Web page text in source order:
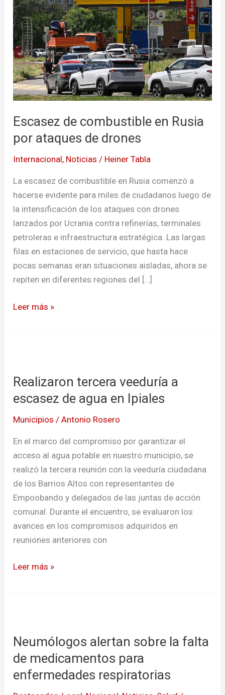
Escasez de combustible en Rusia
por ataques de drones
Internacional, Noticias / Heiner Tabla
La escasez de combustible en Rusia comenzó a
hacerse evidente para miles de ciudadanos luego de
la intensificación de los ataques con drones
lanzados por Ucrania contra refinerías, terminales
petroleras e infraestructura estratégica. Las largas
filas en estaciones de servicio, que hasta hace
pocas semanas eran situaciones aisladas, ahora se
repiten en diferentes regiones del […]
combustible
en
Rusia
por
ataques
de
drones
Leer más »
Realizaron tercera veeduría a
escasez de agua en Ipiales
Municipios /Antonio Rosero
En el marco del compromiso por garantizar el
acceso al agua potable en nuestro municipio, se
realizó la tercera reunión con la veeduría ciudadana
de los Barrios Altos con representantes de
Empoobando y delegados de las juntas de acción
comunal. Durante el encuentro, se evaluaron los
avances en los compromisos adquiridos en
reuniones anteriores con
veeduría
a
de
agua
en
Ipiales
Leer más »
Neumólogos alertan sobre la falta
de medicamentos para
enfermedades respiratorias
sobre
la
falta